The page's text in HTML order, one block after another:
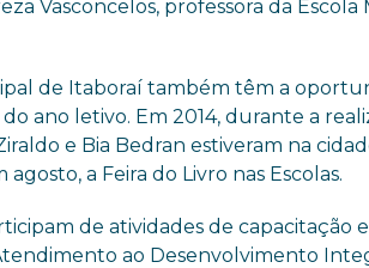
Vasconcelos, professora da Escola
de Itaboraí também têm a
ano letivo. Em 2014, durante a
e Bia Bedran estiveram na
a Feira do Livro nas Escolas.
de atividades de capacitação
ao Desenvolvimento